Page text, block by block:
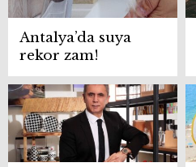
Antalya’da suya
rekor zam!